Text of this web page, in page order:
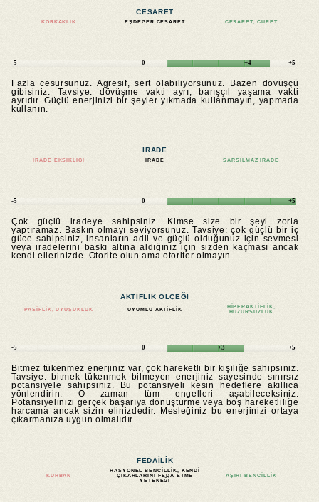
CESARET
KORKAKLIK EŞDEĞER CESARET CESARET, CÜRET
-5 0 +4 +5
Fazla cesursunuz. Agresif, sert olabiliyorsunuz. Bazen dövüşçü
gibisiniz. Tavsiye: dövüşme vakti ayrı, barışçıl yaşama vakti
ayrıdır. Güçlü enerjinizi bir şeyler yıkmada kullanmayın, yapmada
kullanın.
IRADE
İRADE EKSIKLIĞI IRADE SARSILMAZ IRADE
-5 0 +5
Çok güçlü iradeye sahipsiniz. Kimse size bir şeyi zorla
yaptıramaz. Baskın olmayı seviyorsunuz. Tavsiye: çok güçlü bir iç
güce sahipsiniz, insanların adil ve güçlü olduğunuz için sevmesi
veya iradelerini baskı altına aldığınız için sizden kaçması ancak
kendi ellerinizde. Otorite olun ama otoriter olmayın.
AKTIFLIK ÖLÇEĞI
PASIFLIK, UYUŞUKLUK UYUMLU AKTIFLIK
HIPERAKTIFLIK,
HUZURSUZLUK
-5 0 +3 +5
Bitmez tükenmez enerjiniz var, çok hareketli bir kişiliğe sahipsiniz.
Tavsiye: bitmek tükenmek bilmeyen enerjiniz sayesinde sınırsız
potansiyele sahipsiniz. Bu potansiyeli kesin hedeflere akıllıca
yönlendirin. O zaman tüm engelleri aşabileceksiniz.
Potansiyelinizi gerçek başarıya dönüştürme veya boş hareketliliğe
harcama ancak sizin elinizdedir. Mesleğiniz bu enerjinizi ortaya
çıkarmanıza uygun olmalıdır.
FEDAILIK
KURBAN
RASYONEL BENCILLIK, KENDI
ÇIKARLARINI FEDA ETME
YETENEĞI
AŞIRI BENCILLIK